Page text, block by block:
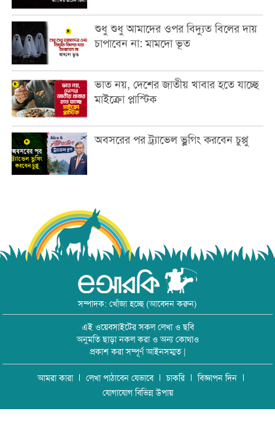
শুধু শুধু আমাদের ওপর বিদ্যুত বিলের দায়
চাপাবেন না: মামদো ভূত
ভাত নয়, দেশের জাতীয় খাবার হতে যাচ্ছে
মাইক্রো প্লাস্টিক
অবসরের পর ট্র্যাভেল ভ্লগিং করবেন চুপ্পু
সম্পাদক: খোঁজা হচ্ছে (আবেদন করুন)
এই ওয়েবসাইটের সকল লেখা ও ছবি
অনুমতি ছাড়া নকল করা ও অন্য কোথাও
প্রকাশ করা সম্পূর্ণ আইনসম্মত |
আমরা কারা লেখা পাঠাবেন যেভাবে চাকরি
বিজ্ঞাপন দিন
যোগাযোগ বিভিন্ন উপায়